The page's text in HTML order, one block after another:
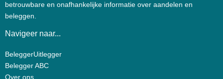
betrouwbare en onafhankelijke informatie over aandelen en
beleggen.
Navigeer naar...
BeleggerUitlegger
Belegger ABC
Over ons